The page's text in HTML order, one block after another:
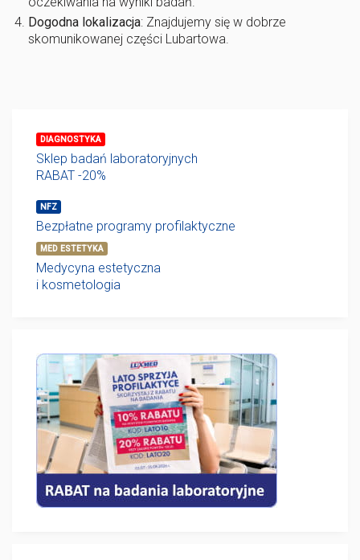
Dogodna lokalizacja: Znajdujemy się w dobrze
skomunikowanej części Lubartowa.
DIAGNOSTYKA
Sklep badań laboratoryjnych
RABAT -20%
NFZ
Bezpłatne programy profilaktyczne
MED ESTETYKA
Medycyna estetyczna
i kosmetologia